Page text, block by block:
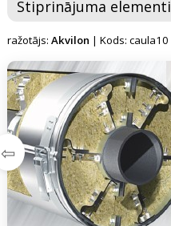
Stiprinājuma elementi
ražotājs: Akvilon | Kods: caula10
⇦